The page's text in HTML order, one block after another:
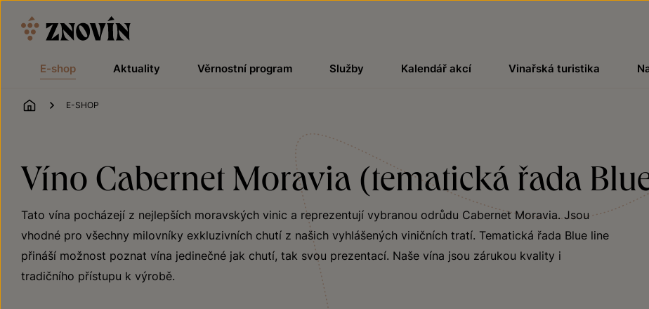
E-shop Aktuality Věrnostní program Služby Kalendář akcí Vinařská turistika
ÚVOD
E-SHOP
Víno Cabernet Moravia (tematická řada
Tato vína pocházejí z nejlepších moravských vinic a reprezentují vybranou odrůdu Cabernet Moravia. Jsou
vhodné pro všechny milovníky exkluzivních chutí z našich vyhlášených viničních tratí. Tematická řada Blue line
přináší možnost poznat vína jedinečné jak chutí, tak svou prezentací. Naše vína jsou zárukou kvality i
tradičního přístupu k výrobě.